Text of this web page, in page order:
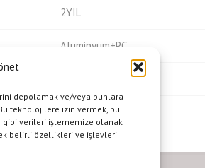
depolamak ve/veya bunlara
teknolojilere izin vermek, bu
gibi verileri işlememize olanak
belirli özellikleri ve işlevleri
2YIL
Alüminyum+PC